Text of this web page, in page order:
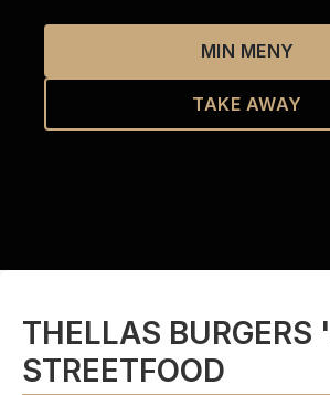
MIN MENY
TAKE AWAY
THELLAS BURGERS
STREETFOOD